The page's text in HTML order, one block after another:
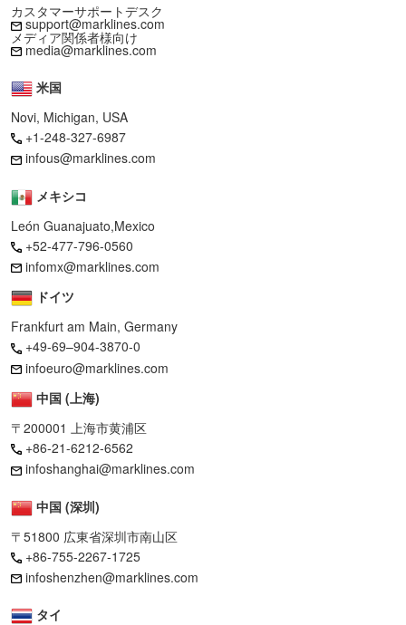
カスタマーサポートデスク
support@marklines.com
メディア関係者様向け
media@marklines.com
米国
Novi, Michigan, USA
+1-248-327-6987
infous@marklines.com
メキシコ
León Guanajuato,Mexico
+52-477-796-0560
infomx@marklines.com
ドイツ
Frankfurt am Main, Germany
+49-69–904-3870-0
infoeuro@marklines.com
中国 (上海)
〒200001 上海市黄浦区
+86-21-6212-6562
infoshanghai@marklines.com
中国 (深圳)
〒51800 広東省深圳市南山区
+86-755-2267-1725
infoshenzhen@marklines.com
タイ